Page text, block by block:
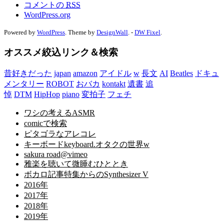
コメントの RSS
WordPress.org
Powered by WordPress. Theme by DesignWall. - DW Fixel.
オススメ絞込リンク＆検索
昔好きだった japan amazon アイドル w 長文 AI Beatles ドキュ
メンタリー ROBOT おバカ kontakt 遺書 追
悼 DTM HipHop piano 変拍子 フェチ
ワシの考えるASMR
comicで検索
ピタゴラなアレコレ
キーボードkeyboard.オタクの世界w
sakura road@vimeo
雅楽を聴いて微睡むひととき
ボカロ記事特集からのSynthesizer V
2016年
2017年
2018年
2019年